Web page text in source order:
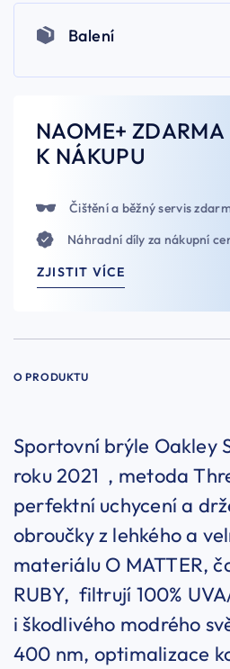
Balení
NAOME+ ZDARMA
K NÁKUPU
Čištění a běžný servis
Náhradní díly za nákupní
ZJISTIT VÍCE
O PRODUKTU
Sportovní brýle Oakley
roku 2021 , metoda
perfektní uchycení a
obroučky z lehkého a
materiálu O MATTER,
RUBY, filtrují 100%
i škodlivého modrého
400 nm, optimalizace